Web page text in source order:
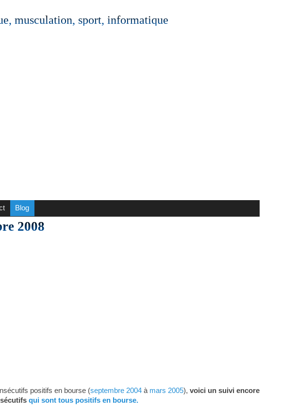
musculation, sport, informatique
Blog
2008
positifs en bourse (septembre 2004à mars 2005), voici un suivi encore
qui sont tous positifs en bourse.